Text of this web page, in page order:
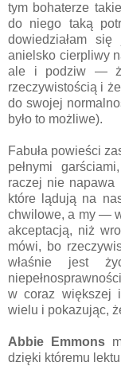
tym bohaterze
do niego taką
dowiedziałam
anielsko cierpliwy
ale i podziw —
rzeczywistością i
do swojej
było to możliwe).
Fabuła powieści
pełnymi
raczej nie napawa
które lądują na
chwilowe, a my —
akceptacją, niż
mówi, bo
właśnie jest
w coraz większej
wielu i pokazując,
Abbie Emmons
dzięki któremu